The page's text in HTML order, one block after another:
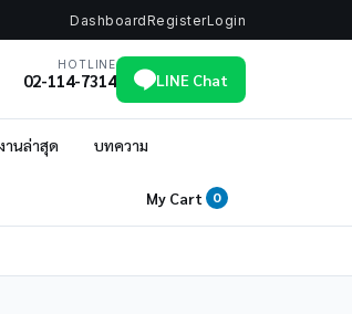
DashboardRegisterLogin
HOTLINE
02-114-7314 LINE Chat
านล่าสุด บทความ
My Cart 0